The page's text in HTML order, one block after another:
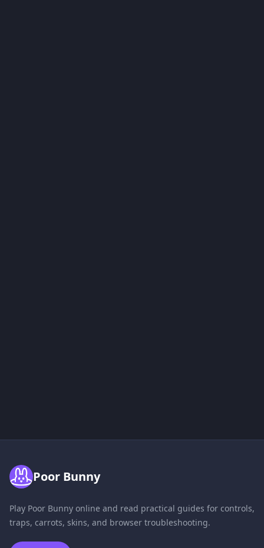
Poor Bunny
Play Poor Bunny online and read practical guides for controls,
traps, carrots, skins, and browser troubleshooting.